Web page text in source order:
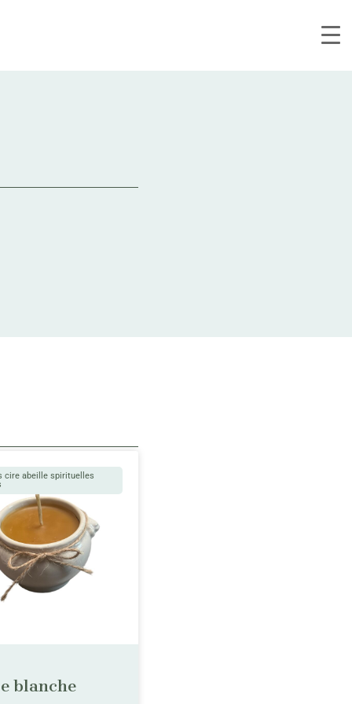
cire abeille spirituelles
blanche